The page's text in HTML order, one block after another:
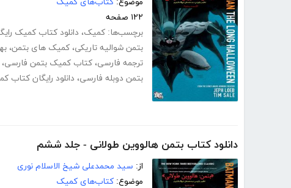
۱۲۲ صفحه
برچسب‌ها: کمیک، دانلود کتاب کمیک
بتمن شوالیه تاریکی، کمیک های بتمن،
ترجمه فارسی، کتاب کمیک بتمن فارسی،
بتمن دوبله فارسی، دانلود رایگان کتاب
دانلود کتاب بتمن هالووین طولانی - جلد ششم
از: سید محمدعلی شیخ الاسلام نوری
موضوع: کتاب‌های کمیک